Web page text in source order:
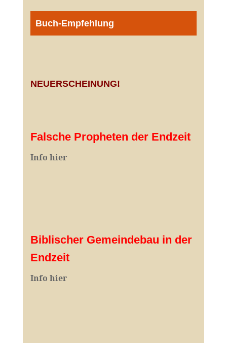
Buch-Empfehlung
NEUERSCHEINUNG!
Falsche Propheten der Endzeit
Info hier
Biblischer Gemeindebau in der
Endzeit
Info hier